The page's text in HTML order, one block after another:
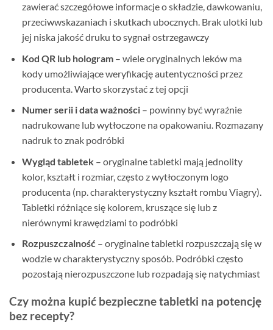
zawierać szczegółowe informacje o składzie, dawkowaniu,
przeciwwskazaniach i skutkach ubocznych. Brak ulotki lub
jej niska jakość druku to sygnał ostrzegawczy
Kod QR lub hologram– wiele oryginalnych leków ma
kody umożliwiające weryfikację autentyczności przez
producenta. Warto skorzystać z tej opcji
Numer serii i data ważności– powinny być wyraźnie
nadrukowane lub wytłoczone na opakowaniu. Rozmazany
nadruk to znak podróbki
Wygląd tabletek– oryginalne tabletki mają jednolity
kolor, kształt i rozmiar, często z wytłoczonym logo
producenta (np. charakterystyczny kształt rombu Viagry).
Tabletki różniące się kolorem, kruszące się lub z
nierównymi krawędziami to podróbki
Rozpuszczalność– oryginalne tabletki rozpuszczają się w
wodzie w charakterystyczny sposób. Podróbki często
pozostają nierozpuszczone lub rozpadają się natychmiast
Czy można kupić bezpieczne tabletki na potencję
bez recepty?